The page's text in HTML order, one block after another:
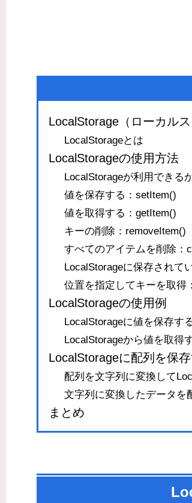
LocalStorage（ローカルス
LocalStorageとは
LocalStorageの使用方法
LocalStorageが利用できる
値を保存する：setItem()
値を取得する：getItem()
キーの削除：removeItem()
すべてのアイテムを削除：
LocalStorageに保存されて
位置を指定してキーを取得
LocalStorageの使用例
LocalStorageに値を保存す
LocalStorageから値を取得
LocalStorageに配列を保
配列を文字列に変換して
文字列に変換したデータを
まとめ